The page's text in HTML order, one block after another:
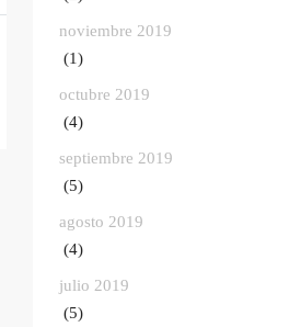
noviembre 2019
(1)
octubre 2019
(4)
septiembre 2019
(5)
agosto 2019
(4)
julio 2019
(5)